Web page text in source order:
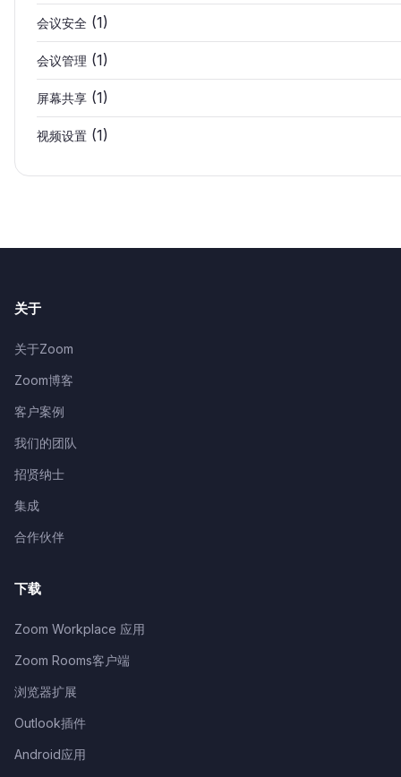
会议安全 (1)
会议管理 (1)
屏幕共享 (1)
视频设置 (1)
关于
关于Zoom
Zoom博客
客户案例
我们的团队
招贤纳士
集成
合作伙伴
下载
Zoom Workplace 应用
Zoom Rooms客户端
浏览器扩展
Outlook插件
Android应用